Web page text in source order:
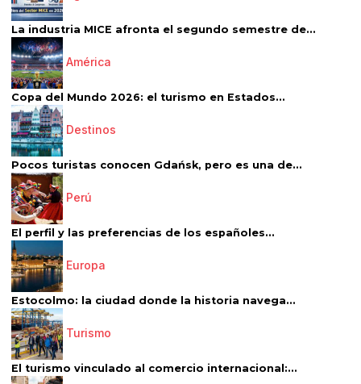
La industria MICE afronta el segundo semestre de...
América
Copa del Mundo 2026: el turismo en Estados...
Destinos
Pocos turistas conocen Gdańsk, pero es una de...
Perú
El perfil y las preferencias de los españoles...
Europa
Estocolmo: la ciudad donde la historia navega...
Turismo
El turismo vinculado al comercio internacional:...